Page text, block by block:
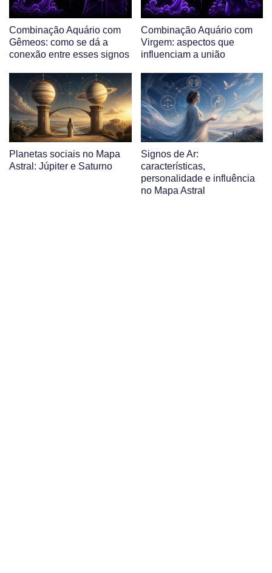
Combinação Aquário com
Gêmeos: como se dá a
conexão entre esses signos
Combinação Aquário com
Virgem: aspectos que
influenciam a união
Planetas sociais no Mapa
Astral: Júpiter e Saturno
Signos de Ar:
características,
personalidade e influência
no Mapa Astral